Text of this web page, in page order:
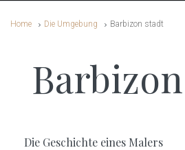
Home Die Umgebung Barbizon stadt
Die Geschichte eines Malers